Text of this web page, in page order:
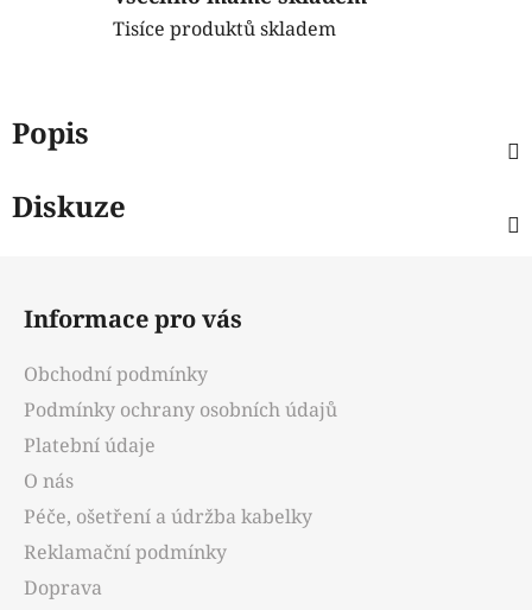
Tisíce produktů skladem
Popis
Diskuze
Informace pro vás
Obchodní podmínky
Podmínky ochrany osobních údajů
Platební údaje
O nás
Péče, ošetření a údržba kabelky
Reklamační podmínky
Doprava